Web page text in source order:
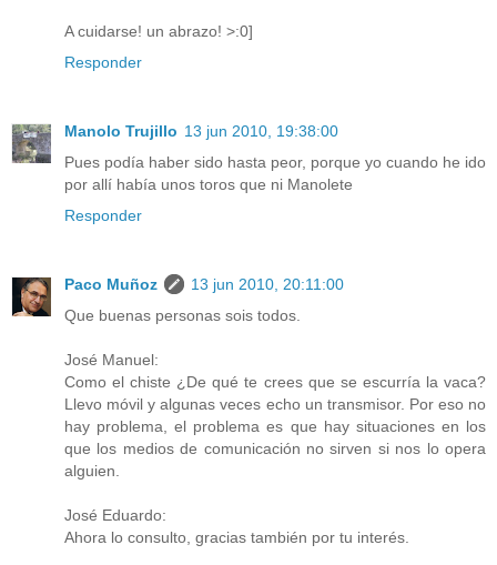
A cuidarse! un abrazo! >:0]
Responder
Manolo Trujillo 13 jun 2010, 19:38:00
Pues podía haber sido hasta peor, porque yo cuando he ido
por allí había unos toros que ni Manolete
Responder
Paco Muñoz
13 jun 2010, 20:11:00
Que buenas personas sois todos.
José Manuel:
Como el chiste ¿De qué te crees que se escurría la vaca?
Llevo móvil y algunas veces echo un transmisor. Por eso no
hay problema, el problema es que hay situaciones en los
que los medios de comunicación no sirven si nos lo opera
alguien.
José Eduardo:
Ahora lo consulto, gracias también por tu interés.